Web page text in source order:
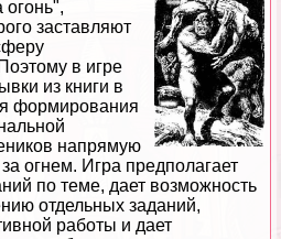
заставляют
в игре
из книги в
формирования
напрямую
огнем. Игра предполагает
по теме, дает возможность
отдельных заданий,
работы и дает